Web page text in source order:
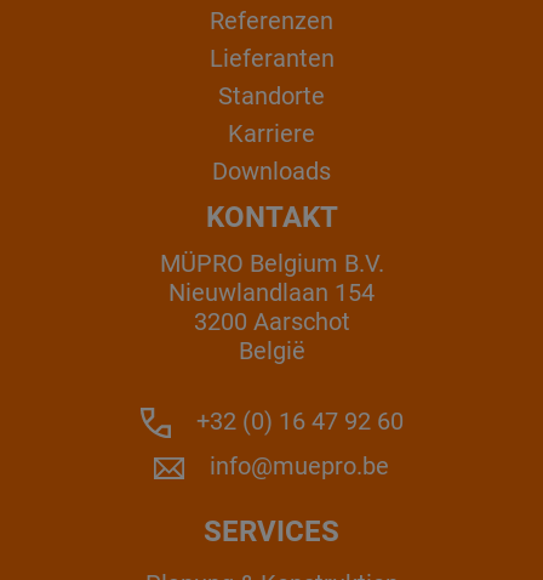
Referenzen
Lieferanten
Standorte
Karriere
Downloads
KONTAKT
MÜPRO Belgium B.V.
Nieuwlandlaan 154
3200 Aarschot
België
+32 (0) 16 47 92 60
info@muepro.be
SERVICES